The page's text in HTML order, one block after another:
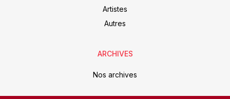
Artistes
Autres
ARCHIVES
Nos archives